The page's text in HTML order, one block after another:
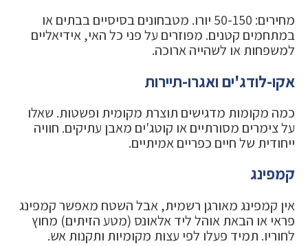
מחירים: 50-150 יורו. מטבחונים בסיסיים בבתים או
במתחמים קטנים. מפוזרים על פני כל האי, אידיאליים
למשפחות או לשהייה ארוכה.
אקו-לודג'ים ואגרו-תיירות
כמה מקומות מדגישים תוצרת מקומית ופשטות. שאלו
על צימרים מסורתיים או קוטג'ים מאבן עתיקים. חוויה
ייחודית של חיים כפריים אמיתיים.
קמפינג
אין קמפינג מאורגן רשמית, אבל השטח מאפשר קמפינג
פראי או הבאת אוהל ליד אלאונס (מטע הזיתים) מחוץ
לחוריו. תמיד פעלו לפי עצות מקומיות ותקנות אש.